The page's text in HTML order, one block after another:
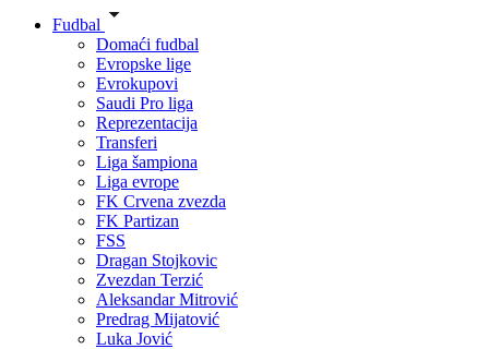
Fudbal
Domaći fudbal
Evropske lige
Evrokupovi
Saudi Pro liga
Reprezentacija
Transferi
Liga šampiona
Liga evrope
FK Crvena zvezda
FK Partizan
FSS
Dragan Stojkovic
Zvezdan Terzić
Aleksandar Mitrović
Predrag Mijatović
Luka Jović